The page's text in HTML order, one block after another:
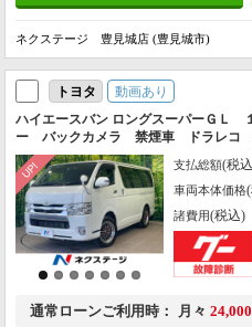
ネクステージ 豊見城店 (豊見城市)
トヨタ
動画あり
ハイエースバン ロングスーパーＧ
ー バックカメラ 禁煙車 ドラレコ
オートライト オートエアコン Ｂ
フルセグ
支払総額(税
車両本体価格
諸費用(税込)
通常ローンご利用時 月々 24,000